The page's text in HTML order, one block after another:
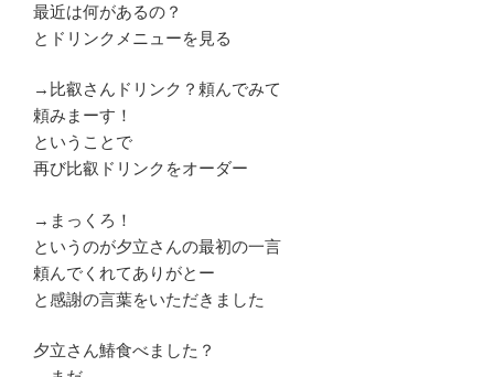
最近は何があるの？
とドリンクメニューを見る
→比叡さんドリンク？頼んでみて
頼みまーす！
ということで
再び比叡ドリンクをオーダー
→まっくろ！
というのが夕立さんの最初の一言
頼んでくれてありがとー
と感謝の言葉をいただきました
夕立さん鰆食べました？